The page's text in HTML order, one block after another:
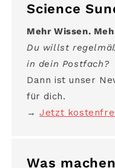
Science
Mehr Wissen.
Du willst
in dein Postfach?
Dann ist unser
für dich.
→Jetzt
Was